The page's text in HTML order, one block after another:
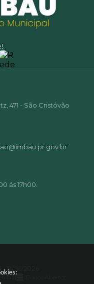
471 - São Cristóvão
ás 17h00.
- 19/06/2026